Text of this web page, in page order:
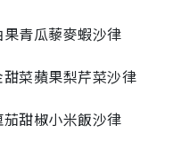
果青瓜藜麥蝦沙律
甜菜蘋果梨芹菜沙律
茄甜椒小米飯沙律